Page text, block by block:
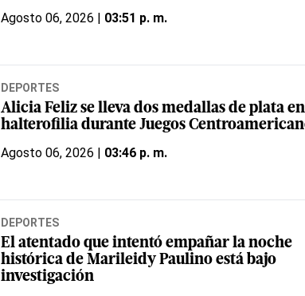
Agosto 06, 2026 | 03:51 p. m.
DEPORTES
Alicia Feliz se lleva dos medallas de plata en
halterofilia durante Juegos
Agosto 06, 2026 | 03:46 p. m.
DEPORTES
El atentado que intentó empañar la noche
histórica de Marileidy Paulino está bajo
investigación